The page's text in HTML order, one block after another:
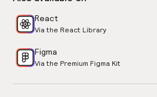
React
Via the React Library
Figma
Via the Premium Figma Kit